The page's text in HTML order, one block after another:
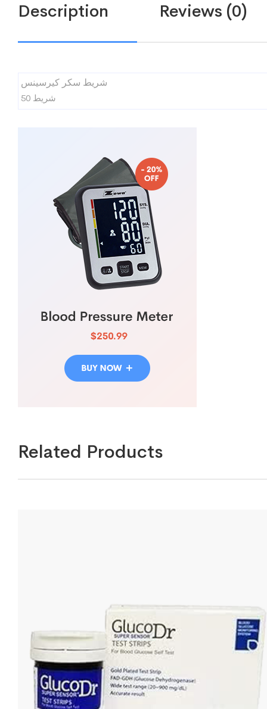
Description Reviews (0)
شريط سكر كيرسينس
50 شريط
Related Products